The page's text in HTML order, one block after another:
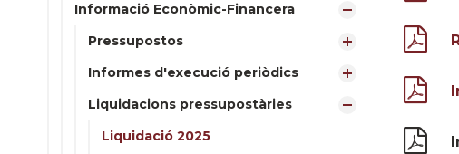
Informació Econòmic-Financera
Pressupostos
Informes d'execució periòdics
Liquidacions pressupostàries
Liquidació 2025